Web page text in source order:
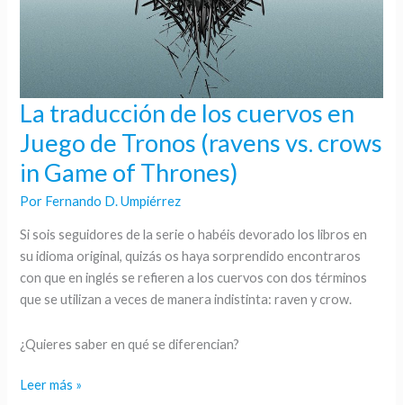
La traducción de los cuervos en
Juego de Tronos (ravens vs. crows
in Game of Thrones)
Por Fernando D. Umpiérrez
Si sois seguidores de la serie o habéis devorado los libros en
su idioma original, quizás os haya sorprendido encontraros
con que en inglés se refieren a los cuervos con dos términos
que se utilizan a veces de manera indistinta: raven y crow.
¿Quieres saber en qué se diferencian?
La
de
los
cuervos
Juego
de
Tronos
(ravens
crows
Game
Leer más »